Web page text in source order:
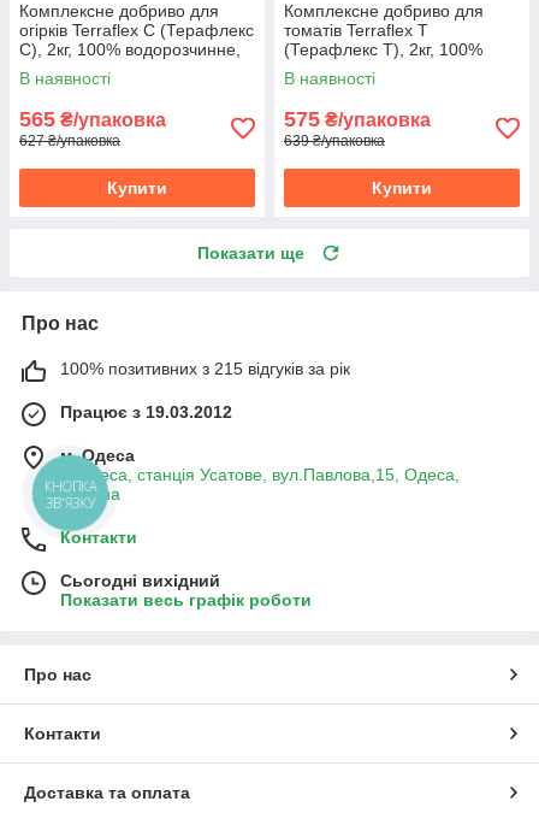
Комплексне добриво для
огірків Terraflex C (Терафлекс
C), 2кг, 100% водорозчинне,
17-7-21+3MgO+TE
В наявності
565 ₴/упаковка
627 ₴/упаковка
Купити
Комплексне добриво для
томатів Terraflex T
(Терафлекс T), 2кг, 100%
водорозчинне, 15-8-25+3,5
MgO+TE
В наявності
575 ₴/упаковка
639 ₴/упаковка
Купити
Показати ще
Про нас
100% позитивних з 215 відгуків за рік
Працює з 19.03.2012
м. Одеса
м.Одеса, станція Усатове, вул.Павлова,15, Одеса,
Україна
Контакти
Сьогодні вихідний
Показати весь графік роботи
Про нас
Контакти
Доставка та оплата